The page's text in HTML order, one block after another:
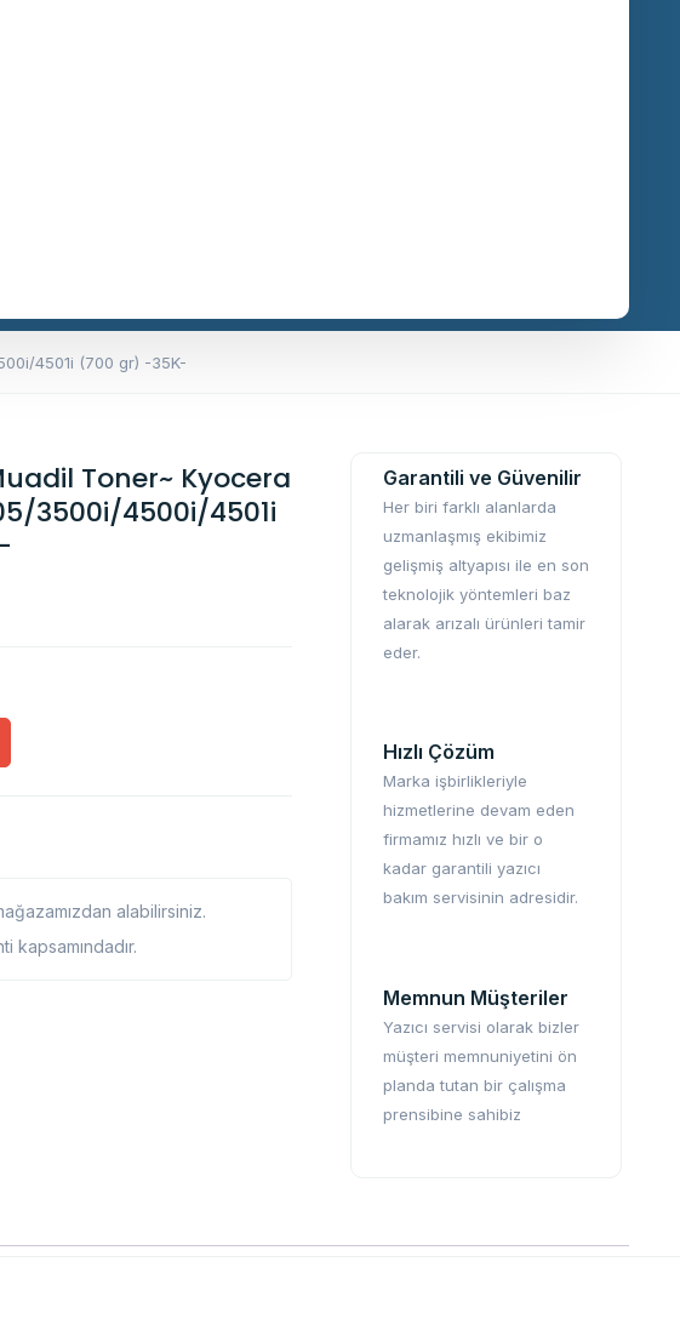
4501i (700 gr) -35K-
Toner~ Kyocera
3500i/4500i/4501i
alabilirsiniz.
kapsamındadır.
Garantili ve Güvenilir
Her biri farklı alanlarda
uzmanlaşmış ekibimiz
gelişmiş altyapısı ile en son
teknolojik yöntemleri baz
alarak arızalı ürünleri tamir
eder.
Hızlı Çözüm
Marka işbirlikleriyle
hizmetlerine devam eden
firmamız hızlı ve bir o
kadar garantili yazıcı
bakım servisinin adresidir.
Memnun Müşteriler
Yazıcı servisi olarak bizler
müşteri memnuniyetini ön
planda tutan bir çalışma
prensibine sahibiz